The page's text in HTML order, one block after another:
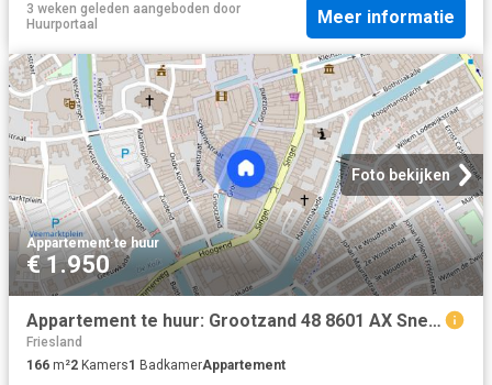
3 weken geleden aangeboden door
Huurportaal
Meer informatie
Foto bekijken
Appartement·te huur
€ 1.950
Appartement te huur: Grootzand 48 8601 AX Sneek
Friesland
166 m²2 Kamers1 BadkamerAppartement